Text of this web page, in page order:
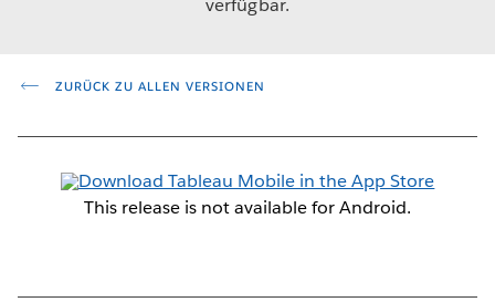
verfügbar.
ZURÜCK ZU ALLEN VERSIONEN
This release is not available for Android.